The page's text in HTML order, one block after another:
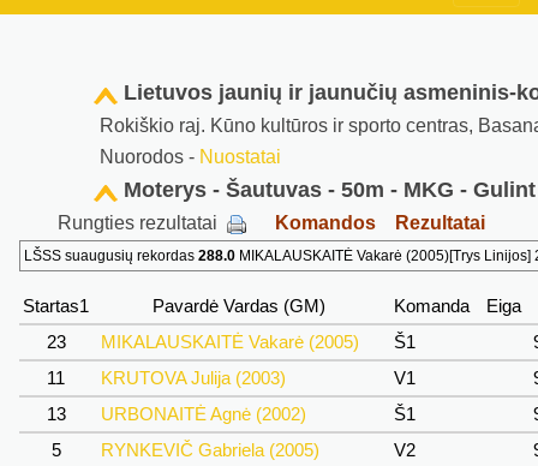
Lietuvos jaunių ir jaunučių asmeninis-
Rokiškio raj. Kūno kultūros ir sporto centras,
Nuorodos - Nuostatai
Moterys - Šautuvas - 50m - MKG -
Rungties rezultatai Komandos Rezultatai
LŠSS suaugusių rekordas 288.0 MIKALAUSKAITĖ Vakarė (2005)[Trys
Startas1 Pavardė Vardas (GM) Komanda
Eiga
23
MIKALAUSKAITĖ Vakarė (2005) Š1
11
KRUTOVA Julija (2003) V1
13
URBONAITĖ Agnė (2002) Š1
5
RYNKEVIČ Gabriela (2005) V2